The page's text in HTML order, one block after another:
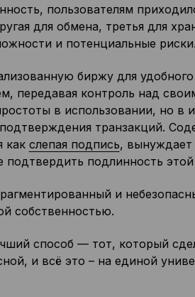
пользователям
для обмена, третья для
и потенциальные риски.
биржу для
передавая контроль над
в использовании, но в
транзакций.
как слепая подпись, вынуждает
подтвердить подлинность
и
собственностью.
способ — тот, который
и всё это – на единой